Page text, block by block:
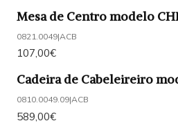
Mesa de Centro modelo
0821.0049|ACB
107,00€
Cadeira de Cabeleireiro
0810.0049.09|ACB
589,00€